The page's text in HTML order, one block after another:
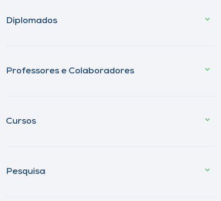
Diplomados
Professores e Colaboradores
Cursos
Pesquisa